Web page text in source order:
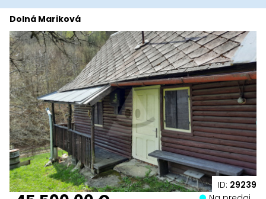
ID: 29239
Dolná Mariková